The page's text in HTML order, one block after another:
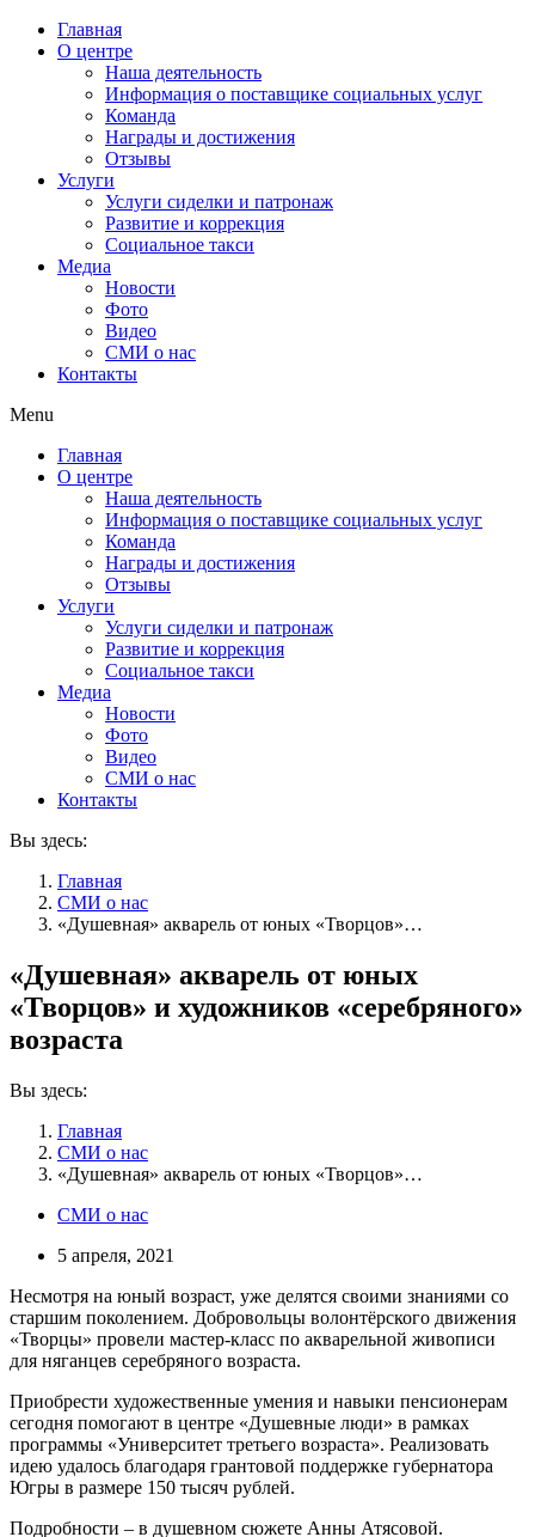
Главная
О центре
Наша деятельность
Информация о поставщике социальных услуг
Команда
Награды и достижения
Отзывы
Услуги
Услуги сиделки и патронаж
Развитие и коррекция
Социальное такси
Медиа
Новости
Фото
Видео
СМИ о нас
Контакты
Menu
Главная
О центре
Наша деятельность
Информация о поставщике социальных услуг
Команда
Награды и достижения
Отзывы
Услуги
Услуги сиделки и патронаж
Развитие и коррекция
Социальное такси
Медиа
Новости
Фото
Видео
СМИ о нас
Контакты
Вы здесь:
Главная
СМИ о нас
«Душевная» акварель от юных «Творцов»…
«Душевная» акварель от юных
«Творцов» и художников «серебряного»
возраста
Вы здесь:
Главная
СМИ о нас
«Душевная» акварель от юных «Творцов»…
СМИ о нас
5 апреля, 2021
Несмотря на юный возраст, уже делятся своими знаниями со
старшим поколением. Добровольцы волонтёрского движения
«Творцы» провели мастер-класс по акварельной живописи
для няганцев серебряного возраста.
Приобрести художественные умения и навыки пенсионерам
сегодня помогают в центре «Душевные люди» в рамках
программы «Университет третьего возраста». Реализовать
идею удалось благодаря грантовой поддержке губернатора
Югры в размере 150 тысяч рублей.
Подробности – в душевном сюжете Анны Атясовой.